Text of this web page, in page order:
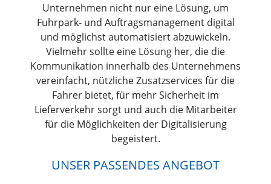
Unternehmen nicht nur eine Lösung, um
Fuhrpark- und Auftragsmanagement digital
und möglichst automatisiert abzuwickeln.
Vielmehr sollte eine Lösung her, die die
Kommunikation innerhalb des Unternehmens
vereinfacht, nützliche Zusatzservices für die
Fahrer bietet, für mehr Sicherheit im
Lieferverkehr sorgt und auch die Mitarbeiter
für die Möglichkeiten der Digitalisierung
begeistert.
UNSER PASSENDES ANGEBOT